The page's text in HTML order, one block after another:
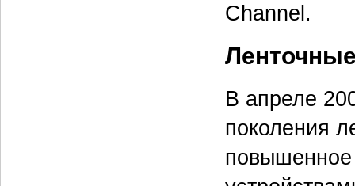
Channel.
В апреле
поколения